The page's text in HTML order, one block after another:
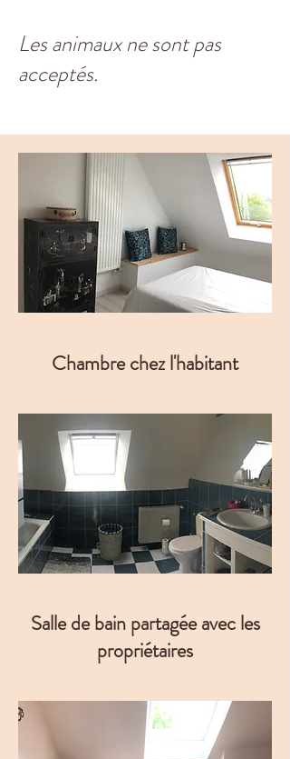
Les animaux ne sont pas
acceptés.
Chambre chez l'habitant
Salle de bain partagée avec les
propriétaires